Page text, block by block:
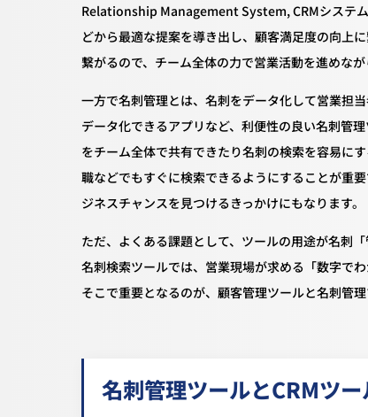
Relationship Management System, CRMシステ
どから最適な提案を導き出し、顧客満足度の向上
繋がるので、チーム全体の力で営業活動を進めな
一方で名刺管理とは、名刺をデータ化して営業担
データ化できるアプリなど、利便性の良い名刺管
をチーム全体で共有できたり名刺の検索を容易に
職などでもすぐに検索できるようにすることが重
ジネスチャンスを見つけるきっかけにもなります。
ただ、よくある課題として、ツールの用途が名刺
名刺検索ツールでは、営業現場が求める「数字で
そこで重要となるのが、顧客管理ツールと名刺管
名刺管理ツールとCRMツ